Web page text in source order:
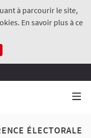
à parcourir le site,
En savoir plus à ce
ÉLECTORALE